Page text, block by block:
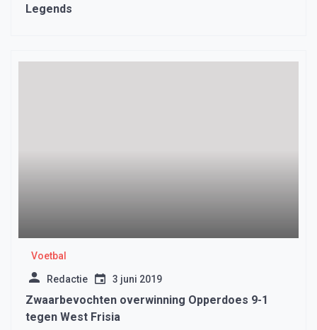
Legends
Voetbal
Redactie 3 juni 2019
Zwaarbevochten overwinning Opperdoes 9-1
tegen West Frisia